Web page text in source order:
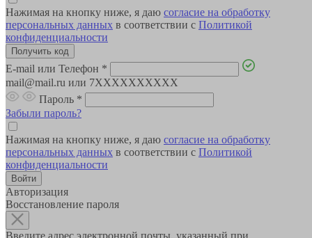
Нажимая на кнопку ниже, я даю согласие на обработку
персональных данных в соответствии с Политикой
конфиденциальности
E-mail или Телефон *
mail@mail.ru или 7XXXXXXXXXX
Пароль *
Забыли пароль?
Нажимая на кнопку ниже, я даю согласие на обработку
персональных данных в соответствии с Политикой
конфиденциальности
Авторизация
Восстановление пароля